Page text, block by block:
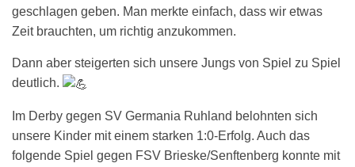
geschlagen geben. Man merkte einfach, dass wir etwas
Zeit brauchten, um richtig anzukommen.
Dann aber steigerten sich unsere Jungs von Spiel zu Spiel
deutlich.
Im Derby gegen SV Germania Ruhland belohnten sich
unsere Kinder mit einem starken 1:0-Erfolg. Auch das
folgende Spiel gegen FSV Brieske/Senftenberg konnte mit